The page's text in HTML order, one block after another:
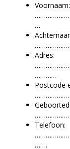
Voornaam:
…
Adres:
…………
Postcode
Telefoon:
…….